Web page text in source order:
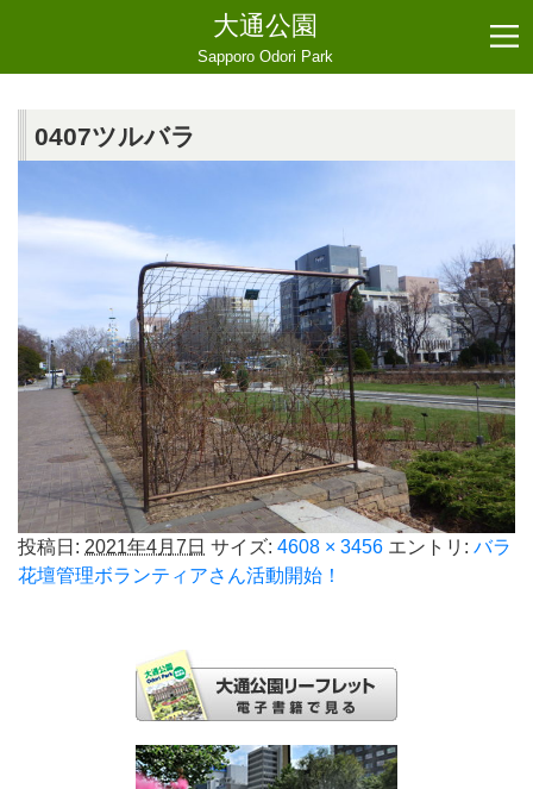
大通公園
Sapporo Odori Park
0407ツルバラ
投稿日: 2021年4月7日 サイズ: 4608 × 3456 エントリ: バラ
花壇管理ボランティアさん活動開始！